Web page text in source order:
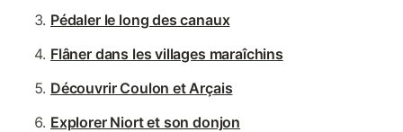
Pédaler le long des canaux
Flâner dans les villages maraîchins
Découvrir Coulon et Arçais
Explorer Niort et son donjon